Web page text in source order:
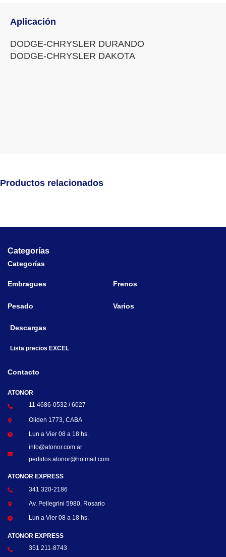
Aplicación
DODGE-CHRYSLER DURANDO
DODGE-CHRYSLER DAKOTA
Productos relacionados
Categorías
Categorías
Embragues Frenos
Pesado Varios
Descargas
Lista precios EXCEL
Contacto
ATONOR
11 4686-0532 / 6027
Oliden 1773, CABA
Lun a Vier 08 a 18 hs.
info@atonor.com.ar
pedidos.atonor@hotmail.com
ATONOR EXPRESS
341 320-2186
Av. Pellegrini 5980, Rosario
Lun a Vier 08 a 18 hs.
ATONOR EXPRESS
351 211-8743